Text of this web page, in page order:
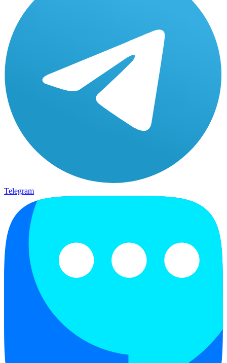
Telegram